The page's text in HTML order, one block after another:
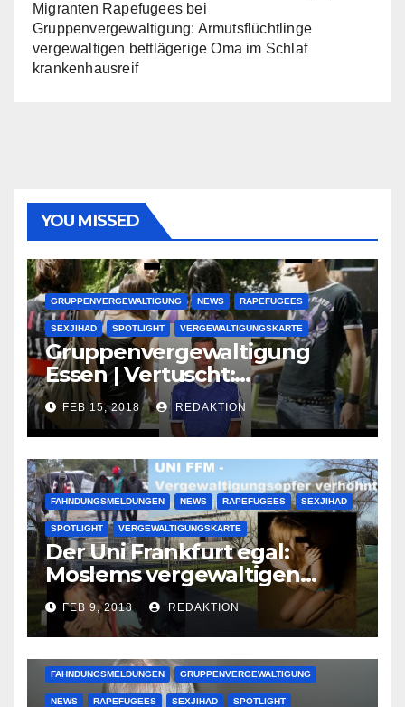
Migranten Rapefugees bei
Gruppenvergewaltigung: Armutsflüchtlinge
vergewaltigen bettlägerige Oma im Schlaf
krankenhausreif
YOU MISSED
GRUPPENVERGEWALTIGUNG NEWS RAPEFUGEES
SEXJIHAD SPOTLIGHT VERGEWALTIGUNGSKARTE
Gruppenvergewaltigung
Essen | Vertuscht:
Lauenburger Gang ist ein
großer Muslimclan
FEB 15, 2018 REDAKTION
FAHNDUNGSMELDUNGEN NEWS RAPEFUGEES SEXJIHAD
SPOTLIGHT VERGEWALTIGUNGSKARTE
Der Uni Frankfurt egal:
Moslems vergewaltigen
deutsche Studentinnen auf
Uni-Campus
FEB 9, 2018 REDAKTION
FAHNDUNGSMELDUNGEN GRUPPENVERGEWALTIGUNG
NEWS RAPEFUGEES SEXJIHAD SPOTLIGHT